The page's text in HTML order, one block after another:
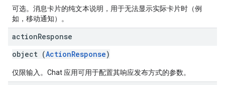
可选。消息卡片的纯文本说明，用于无法显示实际卡片时（例
如，移动通知）。
actionResponse
object (ActionResponse)
仅限输入。Chat 应用可用于配置其响应发布方式的参数。